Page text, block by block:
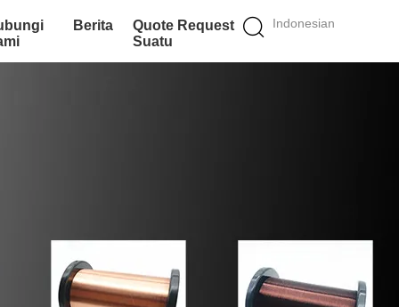
Indonesian
Berita
Quote Request
Suatu